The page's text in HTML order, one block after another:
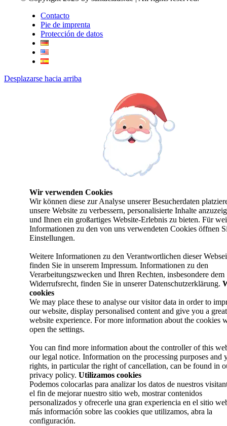
Contacto
Pie de imprenta
Protección de datos
Desplazarse hacia arriba
Wir verwenden Cookies
Wir können diese zur Analyse unserer Besucherdaten
unsere Website zu verbessern, personalisierte Inhalte
und Ihnen ein großartiges Website-Erlebnis zu bieten. Für
Informationen zu den von uns verwendeten Cookies öffnen
Einstellungen.
Weitere Informationen zu den Verantwortlichen dieser
finden Sie in unserem Impressum. Informationen zu den
Verarbeitungszwecken und Ihren Rechten, insbesondere dem
Widerrufsrecht, finden Sie in unserer Datenschutzerklärung.
cookies
We may place these to analyse our visitor data in order to
our website, display personalised content and give you a great
website experience. For more information about the cookies
open the settings.
You can find more information about the controller of this
our legal notice. Information on the processing purposes and
rights, in particular the right of cancellation, can be found in
privacy policy. Utilizamos cookies
Podemos colocarlas para analizar los datos de nuestros
el fin de mejorar nuestro sitio web, mostrar contenidos
personalizados y ofrecerle una gran experiencia en el sitio
más información sobre las cookies que utilizamos, abra la
configuración.